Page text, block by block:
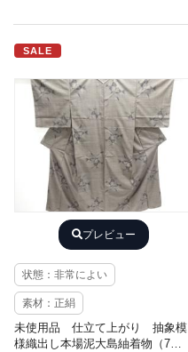
SALE
プレビュー
状態：非常によい
素材：正絹
未使用品 仕立て上がり 抽象模
様織出し本場泥大島紬着物（7マ